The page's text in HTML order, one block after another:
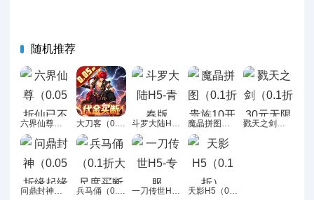
随机推荐
问鼎封神（0.05折缘起缘落）H5 兵马俑（0.1折大尺度买断版）H5 一刀传世H5-专服 天影H5（0.1折）